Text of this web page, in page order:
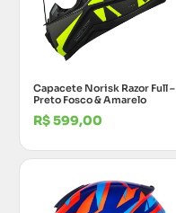
Capacete Norisk Razor Full –
Preto Fosco & Amarelo
R$599,00